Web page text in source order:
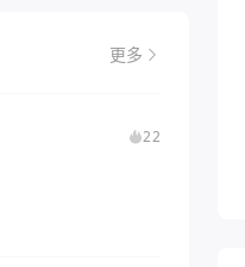
更多
22